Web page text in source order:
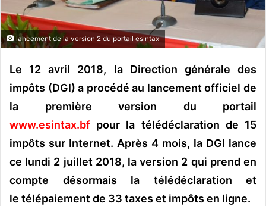
u
r
r
lancement de la version 2 du portail esintax
Le 12 avril 2018, la Direction générale des
impôts (DGI) a procédé au lancement officiel de
la première version du portail
www.esintax.bf pour la télédéclaration de 15
impôts sur Internet. Après 4 mois, la DGI lance
ce lundi 2 juillet 2018, la version 2 qui prend en
compte désormais la télédéclaration et
le télépaiement de 33 taxes et impôts en ligne.